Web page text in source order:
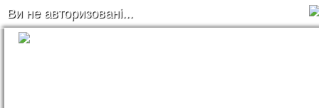
Ви не авторизовані...